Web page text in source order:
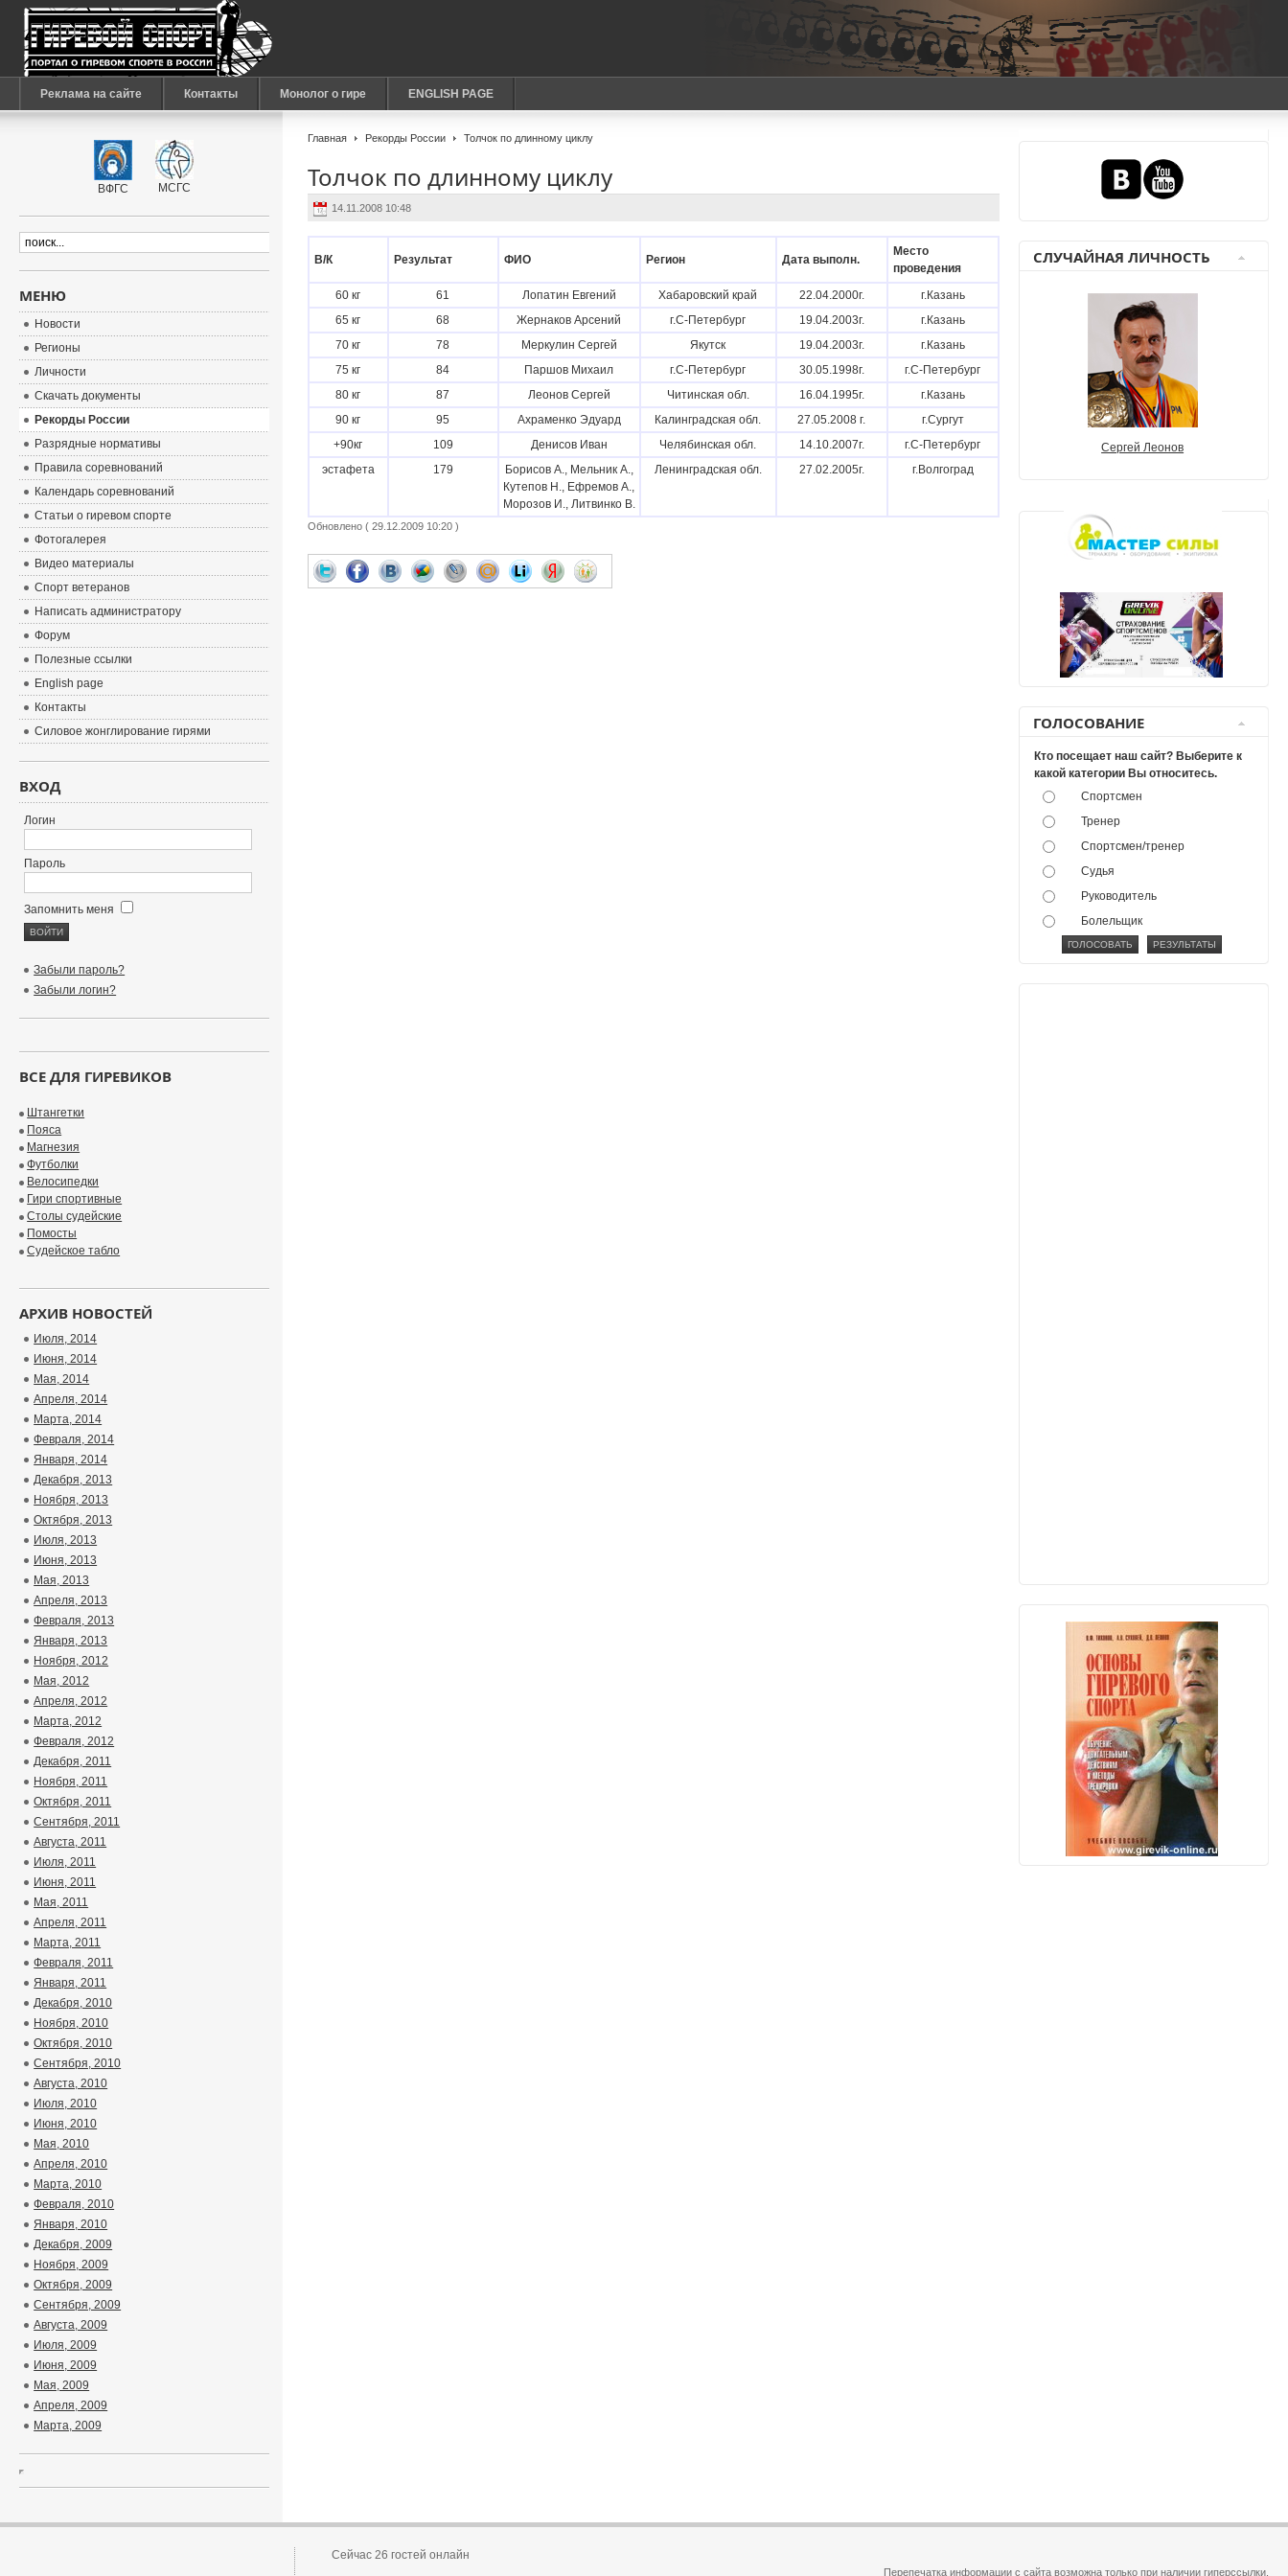
Реклама на сайте Контакты Монолог о гире ENGLISH PAGE
Главная Рекорды России Толчок по длинному циклу
Толчок по длинному циклу
14.11.2008 10:48
В/К Результат ФИО Регион Дата выполн.
Место
проведения
60 кг
61 Лопатин Евгений Хабаровский край 22.04.2000г.
г.Казань
65 кг
68 Жернаков Арсений г.С-Петербург 19.04.2003г.
г.Казань
70 кг
78 Меркулин Сергей Якутск 19.04.2003г.
г.Казань
75 кг
84 Паршов Михаил г.С-Петербург 30.05.1998г.
г.С-Петербург
80 кг
87 Леонов Сергей Читинская обл. 16.04.1995г.
г.Казань
90 кг
95 Ахраменко Эдуард Калинградская обл. 27.05.2008 г.
г.Сургут
+90кг
109 Денисов Иван Челябинская обл. 14.10.2007г.
г.С-Петербург
эстафета
179
Борисов А., Мельник А.,
Кутепов Н., Ефремов А.,
Морозов И., Литвинко В.
Ленинградская обл. 27.02.2005г. г.Волгоград
Обновлено ( 29.12.2009 10:20 )
ВФГС МСГС
МЕНЮ
Новости
Регионы
Личности
Скачать документы
Рекорды России
Разрядные нормативы
Правила соревнований
Календарь соревнований
Статьи о гиревом спорте
Фотогалерея
Видео материалы
Спорт ветеранов
Написать администратору
Форум
Полезные ссылки
English page
Контакты
Силовое жонглирование гирями
ВХОД
Логин
Пароль
Запомнить меня
Забыли пароль?
Забыли логин?
ВСЕ ДЛЯ ГИРЕВИКОВ
Штангетки
Пояса
Магнезия
Футболки
Велосипедки
Гири спортивные
Столы судейские
Помосты
Судейское табло
АРХИВ НОВОСТЕЙ
Июля, 2014
Июня, 2014
Мая, 2014
Апреля, 2014
Марта, 2014
Февраля, 2014
Января, 2014
Декабря, 2013
Ноября, 2013
Октября, 2013
Июля, 2013
Июня, 2013
Мая, 2013
Апреля, 2013
Февраля, 2013
Января, 2013
Ноября, 2012
Мая, 2012
Апреля, 2012
Марта, 2012
Февраля, 2012
Декабря, 2011
Ноября, 2011
Октября, 2011
Сентября, 2011
Августа, 2011
Июля, 2011
Июня, 2011
Мая, 2011
Апреля, 2011
Марта, 2011
Февраля, 2011
Января, 2011
Декабря, 2010
Ноября, 2010
Октября, 2010
Сентября, 2010
Августа, 2010
Июля, 2010
Июня, 2010
Мая, 2010
Апреля, 2010
Марта, 2010
Февраля, 2010
Января, 2010
Декабря, 2009
Ноября, 2009
Октября, 2009
Сентября, 2009
Августа, 2009
Июля, 2009
Июня, 2009
Мая, 2009
Апреля, 2009
Марта, 2009
СЛУЧАЙНАЯ ЛИЧНОСТЬ
Сергей Леонов
ГОЛОСОВАНИЕ
Кто посещает наш сайт? Выберите к
какой категории Вы относитесь.
Спортсмен
Тренер
Спортсмен/тренер
Судья
Руководитель
Болельщик
Сейчас 26 гостей онлайн
Перепечатка информации с сайта возможна только при наличии гиперссылки.